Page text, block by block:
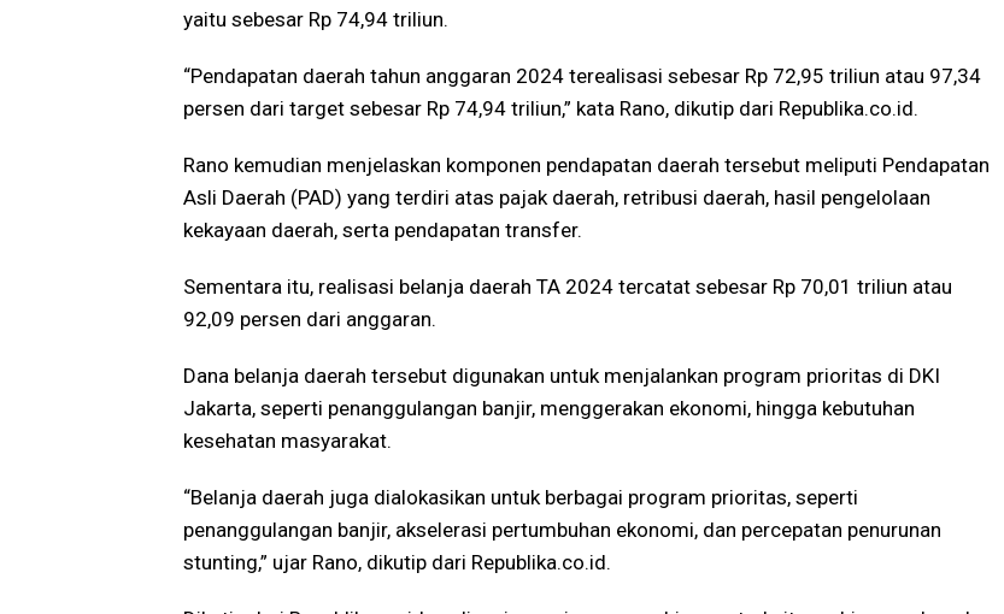
yaitu sebesar Rp 74,94 triliun.
“Pendapatan daerah tahun anggaran 2024 terealisasi sebesar Rp 72,95 triliun atau 97,34
persen dari target sebesar Rp 74,94 triliun,” kata Rano, dikutip dari Republika.co.id.
Rano kemudian menjelaskan komponen pendapatan daerah tersebut meliputi Pendapatan
Asli Daerah (PAD) yang terdiri atas pajak daerah, retribusi daerah, hasil pengelolaan
kekayaan daerah, serta pendapatan transfer.
Sementara itu, realisasi belanja daerah TA 2024 tercatat sebesar Rp 70,01 triliun atau
92,09 persen dari anggaran.
Dana belanja daerah tersebut digunakan untuk menjalankan program prioritas di DKI
Jakarta, seperti penanggulangan banjir, menggerakan ekonomi, hingga kebutuhan
kesehatan masyarakat.
“Belanja daerah juga dialokasikan untuk berbagai program prioritas, seperti
penanggulangan banjir, akselerasi pertumbuhan ekonomi, dan percepatan penurunan
stunting,” ujar Rano, dikutip dari Republika.co.id.